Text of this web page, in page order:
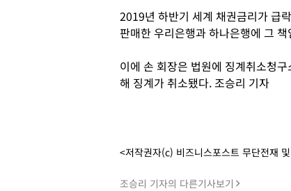
2019년 하반기 세계 채권금리가 급
판매한 우리은행과 하나은행에 그
이에 손 회장은 법원에 징계취소청
해 징계가 취소됐다. 조승리 기자
<저작권자(c) 비즈니스포스트 무단전재
조승리 기자의 다른기사보기